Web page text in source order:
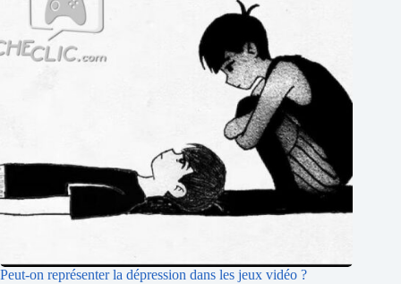
Peut-on représenter la dépression dans les jeux vidéo ?